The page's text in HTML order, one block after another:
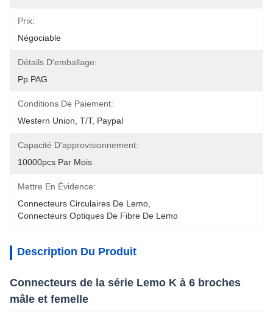
Prix:
Négociable
Détails D'emballage:
Pp PAG
Conditions De Paiement:
Western Union, T/T, Paypal
Capacité D'approvisionnement:
10000pcs Par Mois
Mettre En Évidence:
Connecteurs Circulaires De Lemo
Connecteurs Optiques De Fibre De Lemo
Description Du Produit
Connecteurs de la série Lemo K à 6 broches
mâle et femelle